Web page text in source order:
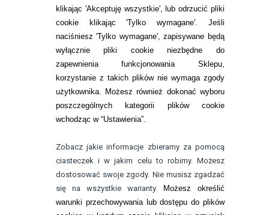
klikając 'Akceptuję wszystkie', lub odrzucić pliki
cookie klikając 'Tylko wymagane'. Jeśli
naciśniesz 'Tylko wymagane', zapisywane będą
wyłącznie pliki cookie niezbędne do
zapewnienia funkcjonowania Sklepu,
korzystanie z takich plików nie wymaga zgody
użytkownika. Możesz również dokonać wyboru
poszczególnych kategorii plików cookie
wchodząc w “Ustawienia”.
Zobacz jakie informacje zbieramy za pomocą
ciasteczek i w jakim celu to robimy. Możesz
dostosować swoje zgody. Nie musisz zgadzać
się na wszystkie warianty.
Możesz określić
warunki przechowywania lub dostępu do plików
Zwrot (odstąpienie od umowy)
ZMIEŃ USTAWIENIA ZGODY NA CIASTECZKA
KONTAKT
telefon:
22 113 44 42
telefon:
732 08 08 72
kontakt@bezokularow.pl